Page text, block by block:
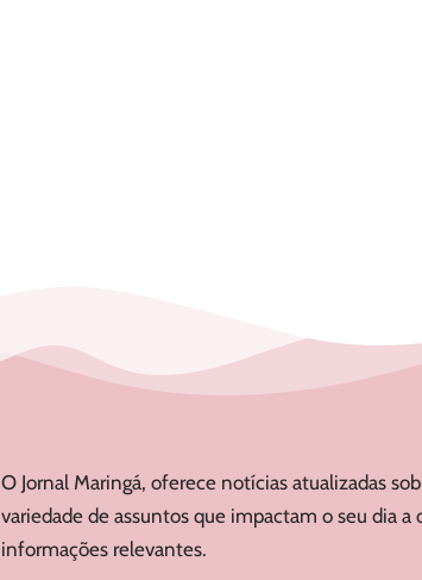
O Jornal Maringá, oferece notícias atualizadas
variedade de assuntos que impactam o seu dia a
informações relevantes.